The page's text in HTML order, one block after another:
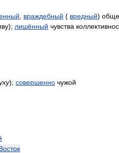
враждебный ( вредный)
); лишённый чувства
); совершенно чужой